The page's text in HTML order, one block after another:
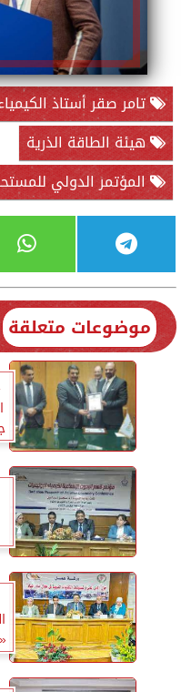
تامر صقر أستاذ
هيئة الطاقة الذرية
المؤتمر الدولي
موضوعات متعلقة